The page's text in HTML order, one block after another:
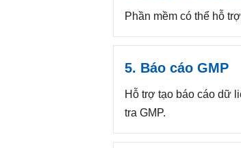
Phần mềm có thể hỗ
5. Báo cáo GMP
Hỗ trợ tạo báo cáo dữ
tra GMP.